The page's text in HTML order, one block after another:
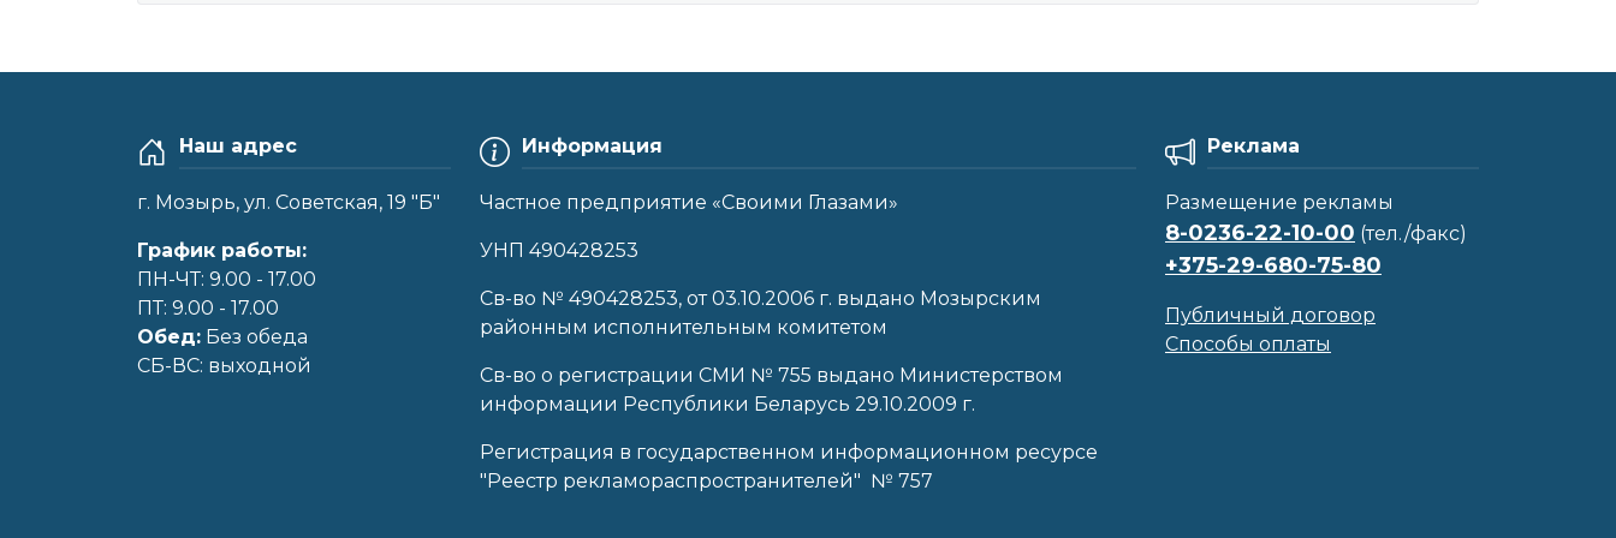
Наш адрес
г. Мозырь, ул. Советская, 19 "Б"
График работы:
ПН-ЧТ: 9.00 - 17.00
ПТ: 9.00 - 17.00
Обед: Без обеда
CБ-ВС: выходной
Информация
Частное предприятие «Своими Глазами»
УНП 490428253
Cв-во № 490428253, от 03.10.2006 г. выдано Мозырским
районным исполнительным комитетом
Св-во о регистрации СМИ № 755 выдано Министерством
информации Республики Беларусь 29.10.2009 г.
Регистрация в государственном информационном ресурсе
"Реестр рекламораспространителей" № 757
Реклама
Размещение рекламы
8-0236-22-10-00 (тел./факс)
+375-29-680-75-80
Публичный договор
Способы оплаты